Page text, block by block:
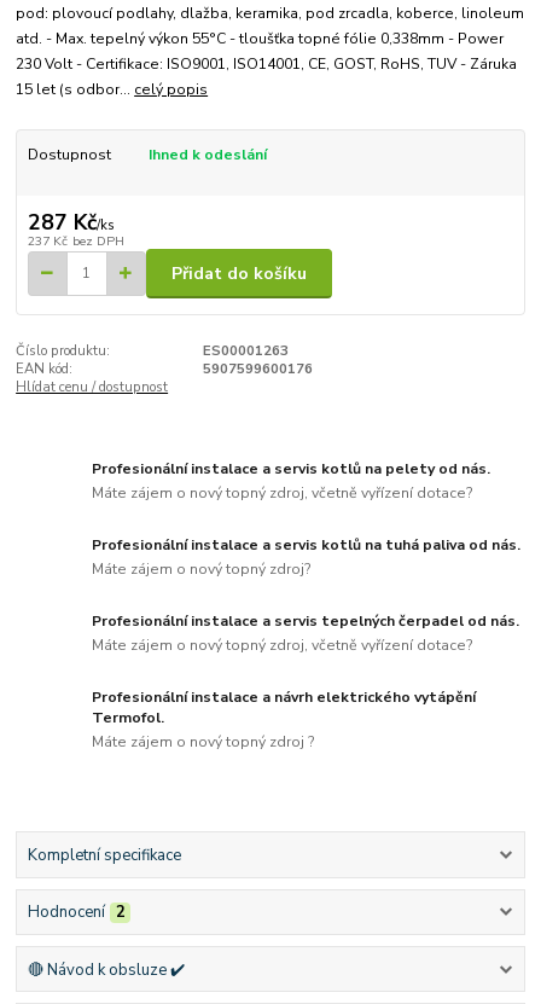
pod: plovoucí podlahy, dlažba, keramika, pod zrcadla, koberce, linoleum
atd. - Max. tepelný výkon 55°C - tloušťka topné fólie 0,338mm - Power
230 Volt - Certifikace: ISO9001, ISO14001, CE, GOST, RoHS, TUV - Záruka
15 let (s odbor... celý popis
Dostupnost Ihned k odeslání
287 Kč/ks
237 Kč bez DPH
Přidat do košíku
Číslo produktu:
ES00001263
EAN kód:
5907599600176
Hlídat cenu / dostupnost
Profesionální instalace a servis kotlů na pelety od nás.
Máte zájem o nový topný zdroj, včetně vyřízení dotace?
Profesionální instalace a servis kotlů na tuhá paliva od nás.
Máte zájem o nový topný zdroj?
Profesionální instalace a servis tepelných čerpadel od nás.
Máte zájem o nový topný zdroj, včetně vyřízení dotace?
Profesionální instalace a návrh elektrického vytápění
Termofol.
Máte zájem o nový topný zdroj ?
Kompletní specifikace
Hodnocení 2
🔴 Návod k obsluze ✔️